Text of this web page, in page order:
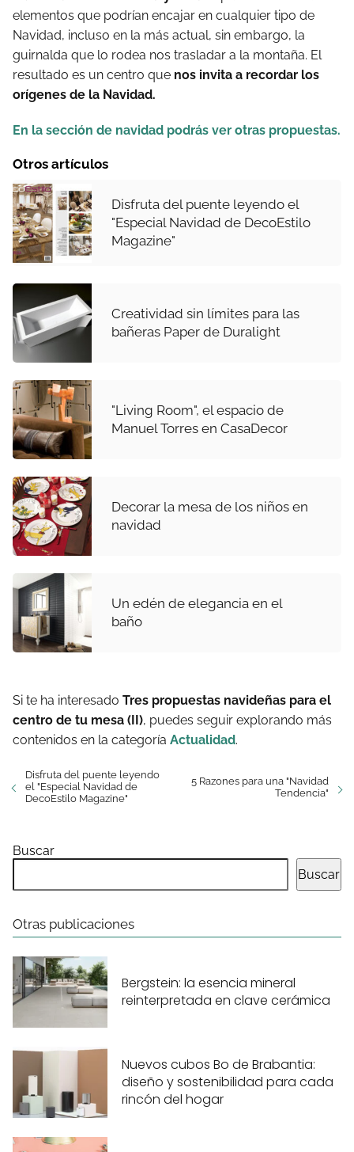
elementos que podrían encajar en cualquier tipo de
Navidad, incluso en la más actual, sin embargo, la
guirnalda que lo rodea nos trasladar a la montaña. El
resultado es un centro que nos invita a recordar los
orígenes de la Navidad.
En la sección de navidad podrás ver otras propuestas.
Otros artículos
Disfruta del puente leyendo el
"Especial Navidad de DecoEstilo
Magazine"
Creatividad sin límites para las
bañeras Paper de Duralight
"Living Room", el espacio de
Manuel Torres en CasaDecor
Decorar la mesa de los niños en
navidad
Un edén de elegancia en el
baño
Si te ha interesado Tres propuestas navideñas para el
centro de tu mesa (II), puedes seguir explorando más
contenidos en la categoría Actualidad.
Disfruta del puente leyendo
el "Especial Navidad de
DecoEstilo Magazine"
5 Razones para una "Navidad
Tendencia"
Buscar
Buscar
Otras publicaciones
Bergstein: la esencia mineral
reinterpretada en clave cerámica
Nuevos cubos Bo de Brabantia:
diseño y sostenibilidad para cada
rincón del hogar